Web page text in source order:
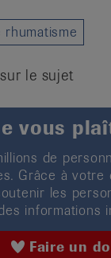
le sujet
vous
de
Grâce à votre
les
informations
Faire un